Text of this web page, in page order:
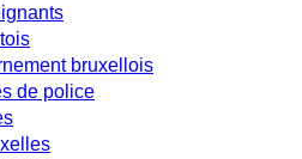
bruxellois
de police